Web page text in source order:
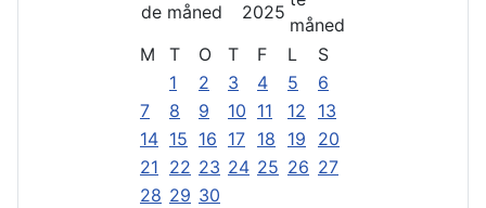
2025
M
T O T F L
S
1
2 3 4 5
6
7
8 9 10 11 12
13
14 15 16 17 18 19
20
21 22 23 24 25 26 27
28 29 30